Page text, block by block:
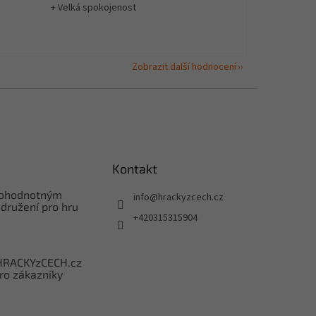
+ Velká spokojenost
Zobrazit další hodnocení
pro hru
zákazníky
Kontakt
info@hrackyzcech.cz
+420315315904